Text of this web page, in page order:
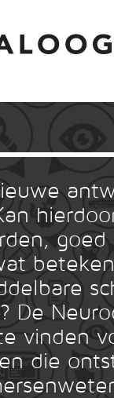
goed
De
vinden
die